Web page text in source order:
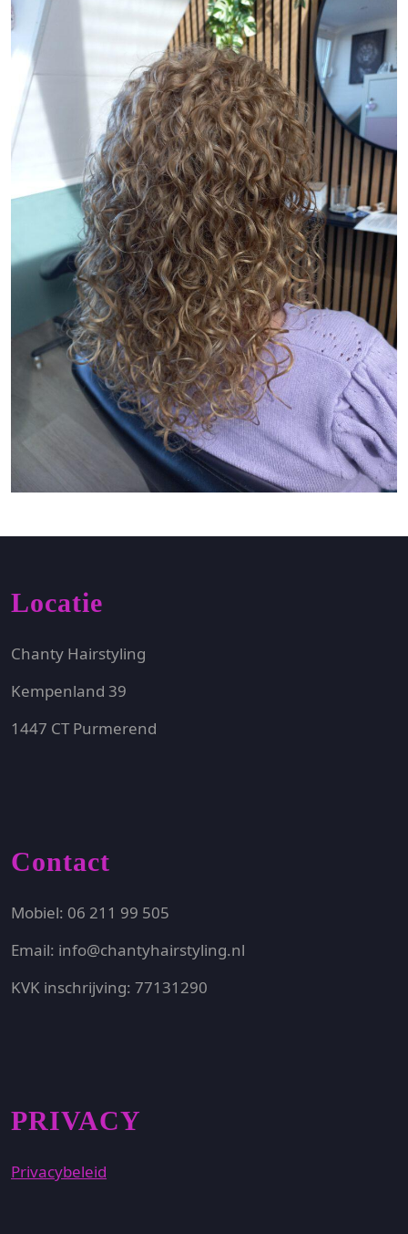
Locatie
Chanty Hairstyling
Kempenland 39
1447 CT Purmerend
Contact
Mobiel: 06 211 99 505
Email: info@chantyhairstyling.nl
KVK inschrijving: 77131290
PRIVACY
Privacybeleid